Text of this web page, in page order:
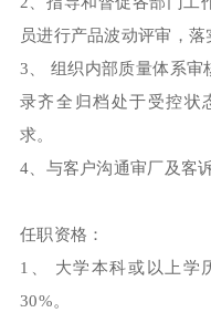
员进行产品波动评审，
3、 组织内部质量体系审
录齐全归档处于受控状
求。
4、与客户沟通审厂及客
任职资格：
1、 大学本科或以上学
30%。